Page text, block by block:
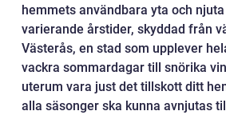
hemmets användbara yta och
varierande årstider, skyddad från
Västerås, en stad som upplever
vackra sommardagar till snörika
uterum vara just det tillskott ditt
alla säsonger ska kunna avnjutas